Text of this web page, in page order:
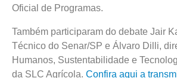
Oficial de Programas.
Também participaram do debate Jair
Técnico do Senar/SP e Álvaro Dilli,
Humanos, Sustentabilidade e
da SLC Agrícola. Confira aqui a